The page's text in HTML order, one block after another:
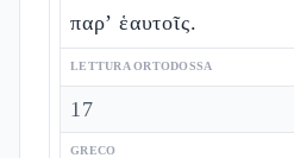
παρ’ ἑαυτοῖς.
LETTURA ORTODOSSA
17
GRECO